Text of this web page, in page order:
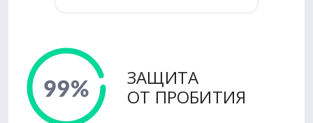
ЗАЩИТА
ОТ ПРОБИТИЯ